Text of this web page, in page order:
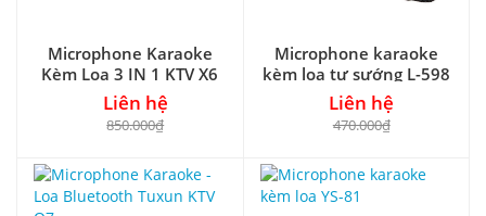
Microphone Karaoke
Kèm Loa 3 IN 1 KTV X6
Liên hệ
850.000₫
Microphone karaoke
kèm loa tự sướng L-598
Liên hệ
470.000₫